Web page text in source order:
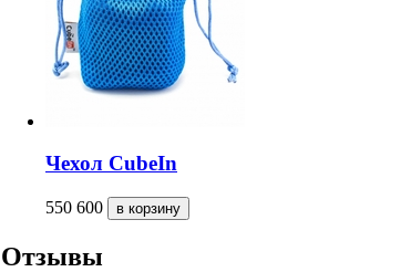
Чехол CubeIn
550 600
Отзывы